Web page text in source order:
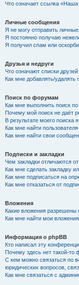
Что означает ссылка
Личные сообщения
Я не могу отправить
Я постоянно получаю
Я получил спам или
Друзья и недруги
Что означают списки
Как мне добавлять/удалять
Поиск по форумам
Как мне выполнить поиск
Почему мой поиск не даёт
В результате моего поиска
Как мне найти
Как мне найти свои
Подписки и закладки
Чем закладки отличаются
Как мне сделать закладку
Как мне подписаться на
Как мне отказаться от
Вложения
Какие вложения разрешены
Как мне найти мои
Информация о phpBB
Кто написал эту
Почему здесь нет такой-то
С кем можно связаться по
юридических вопросов,
Как мне связаться с